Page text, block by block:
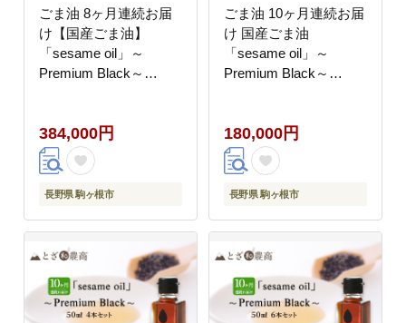
ごま油 8ヶ月連続お届
け【国産ごま油】
「sesame oil」～
Premium Black～
料 長野県駒ケ根市産
384,000円
長野県 駒ヶ根市
ごま油 10ヶ月連続お届
け 国産ごま油
「sesame oil」～
Premium Black～
料 長野県駒ケ根市産
180,000円
長野県 駒ヶ根市